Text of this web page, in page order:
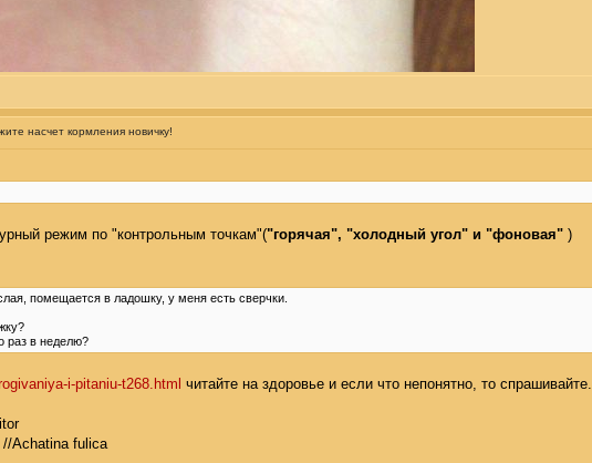
насчет кормления новичку!
режим по "контрольным точкам"("горячая", "холодный угол" и "фоновая" )
помещается в ладошку, у меня есть сверчки.
раз в неделю?
i-pitaniu-t268.html читайте на здоровье и если что непонятно, то спрашивайте.
Achatina fulica